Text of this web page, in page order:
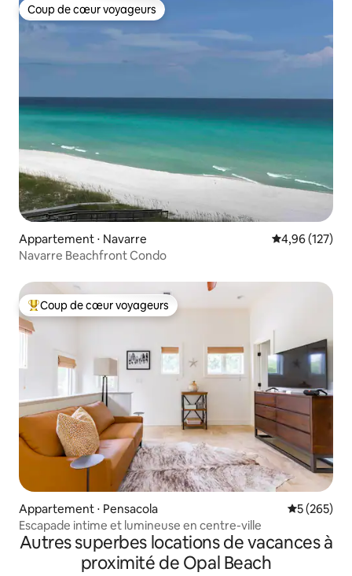
Coup de cœur voyageurs
Coup de cœur voyageurs
Appartement ⋅ Navarre Évaluation
4,96 (127)
Navarre Beachfront Condo
Coups de cœur voyageurs les plus appréciés
Coup de cœur voyageurs
Appartement ⋅ Pensacola Évaluation
5 (265)
Escapade intime et lumineuse en centre-ville
Autres superbes locations de vacances à
proximité de Opal Beach